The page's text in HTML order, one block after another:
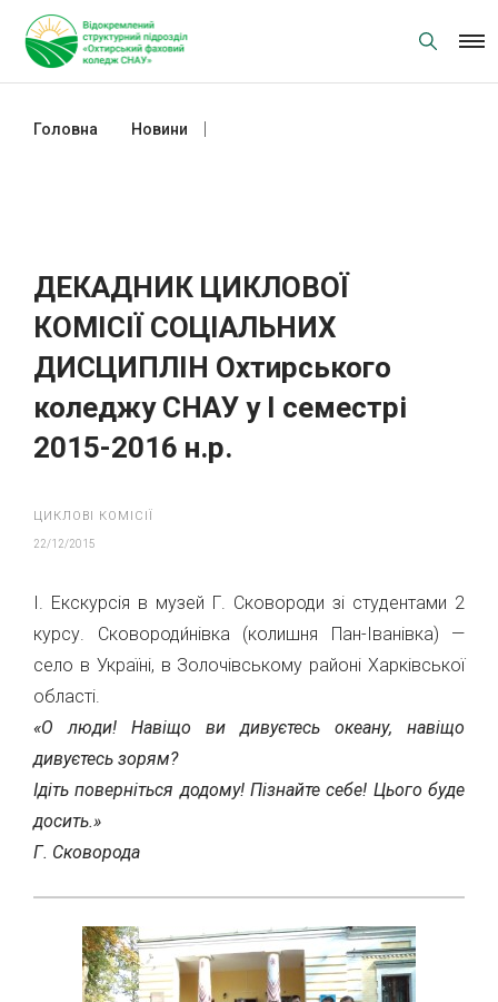
content
Головна Новини
ДЕКАДНИК ЦИКЛОВОЇ
КОМІСІЇ СОЦІАЛЬНИХ
ДИСЦИПЛІН Охтирського
коледжу СНАУ у І семестрі
2015-2016 н.р.
ЦИКЛОВІ КОМІСІЇ
22/12/2015
І. Екскурсія в музей Г. Сковороди зі студентами 2
курсу. Сковороди́нівка (колишня Пан-Іванівка) —
село в Україні, в Золочівському районі Харківської
області.
«О люди! Навіщо ви дивуєтесь океану, навіщо
дивуєтесь зорям?
Ідіть поверніться додому! Пізнайте себе! Цього буде
досить.»
Г. Сковорода